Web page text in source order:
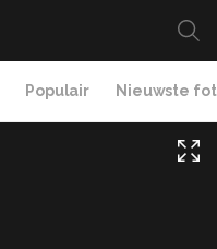
Populair Nieuwste